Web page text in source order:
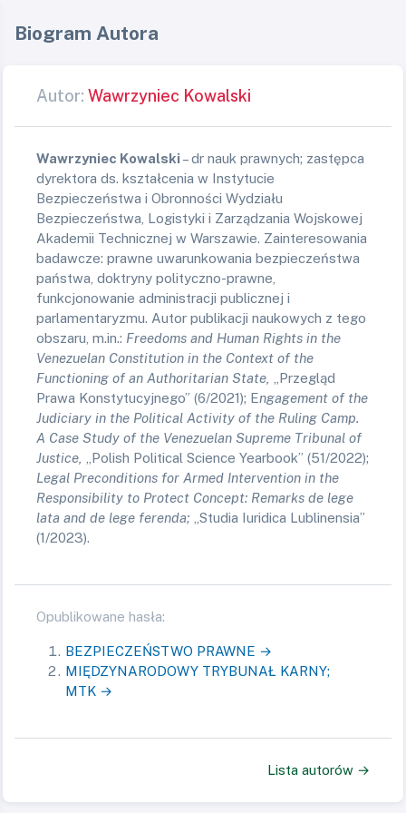
Biogram Autora
Autor: Wawrzyniec Kowalski
Wawrzyniec Kowalski – dr nauk prawnych; zastępca
dyrektora ds. kształcenia w Instytucie
Bezpieczeństwa i Obronności Wydziału
Bezpieczeństwa, Logistyki i Zarządzania Wojskowej
Akademii Technicznej w Warszawie. Zainteresowania
badawcze: prawne uwarunkowania bezpieczeństwa
państwa, doktryny polityczno-prawne,
funkcjonowanie administracji publicznej i
parlamentaryzmu. Autor publikacji naukowych z tego
obszaru, m.in.: Freedoms and Human Rights in the
Venezuelan Constitution in the Context of the
Functioning of an Authoritarian State
„Przegląd
Prawa Konstytucyjnego” (6/2021); Engagement of the
Judiciary in the Political Activity of the Ruling Camp.
A Case Study of the Venezuelan Supreme Tribunal of
Justice
„Polish Political Science Yearbook” (51/2022);
Legal Preconditions for Armed Intervention in the
Responsibility to Protect Concept: Remarks de lege
lata and de lege ferenda; „Studia Iuridica Lublinensia”
(1/2023).
Opublikowane hasła:
BEZPIECZEŃSTWO PRAWNE →
MIĘDZYNARODOWY TRYBUNAŁ KARNY;
MTK →
Lista autorów →